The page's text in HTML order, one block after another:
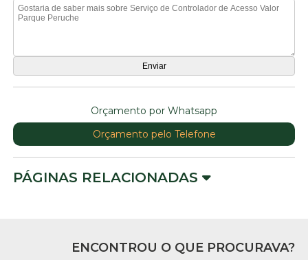
Orçamento por Whatsapp
Orçamento pelo Telefone
PÁGINAS RELACIONADAS
ENCONTROU O QUE PROCURAVA?